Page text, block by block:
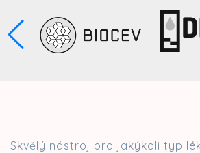
Skvělý nástroj pro jakýkoli typ